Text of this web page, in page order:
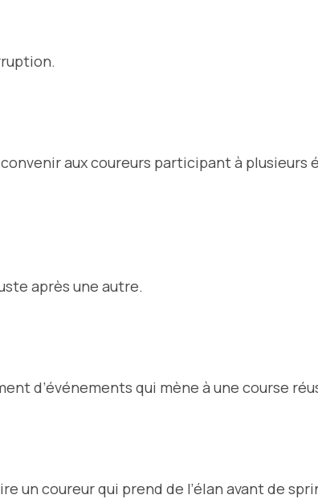
aux coureurs participant à plusieurs
après une autre.
d’événements qui mène à une course
un coureur qui prend de l’élan avant de